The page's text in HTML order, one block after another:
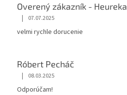
Overený zákazník - Heureka
| 07.07.2025
velmi rychle dorucenie
Róbert Pecháč
| 08.03.2025
Odporúčam!